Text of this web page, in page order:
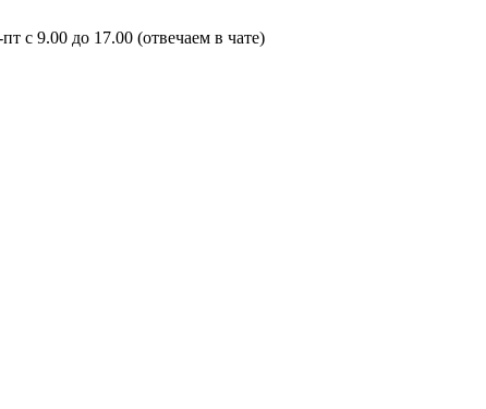
с 9.00 до 17.00 (отвечаем в чате)